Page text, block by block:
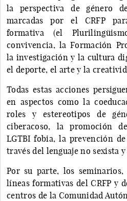
la perspectiva de género
marcadas por el CRFP
formativa (el
convivencia, la Formación
la investigación y la cultura
el deporte, el arte y la
Todas estas acciones
en aspectos como la
roles y estereotipos de
ciberacoso, la promoción
LGTBI fobia, la prevención
través del lenguaje no sexista
Por su parte, los
líneas formativas del CRFP y
centros de la Comunidad